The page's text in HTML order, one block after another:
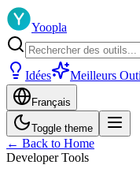
Yoopla
Idées Meilleurs
Français
Toggle theme
← Back to Home
Developer Tools